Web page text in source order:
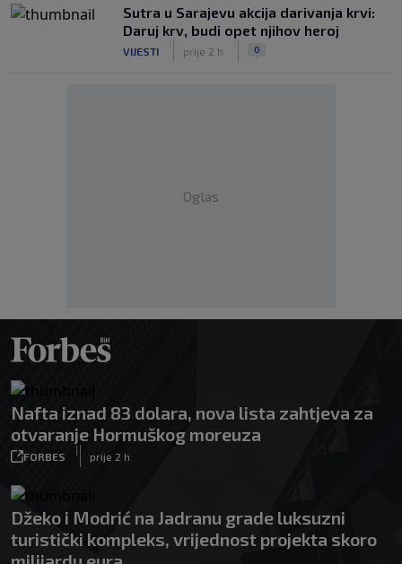
Sutra u Sarajevu akcija darivanja krvi:
Daruj krv, budi opet njihov heroj
VIJESTI prije 2 h 0
Oglas
Nafta iznad 83 dolara, nova lista zahtjeva za
otvaranje Hormuškog moreuza
FORBES
|
prije 2 h
Džeko i Modrić na Jadranu grade luksuzni
turistički kompleks, vrijednost projekta skoro